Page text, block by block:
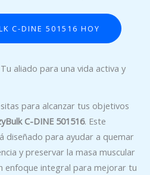
C-DINE 501516 HOY
aliado para una vida activa y
para alcanzar tus objetivos
C-DINE 501516. Este
diseñado para ayudar a quemar
y preservar la masa muscular
enfoque integral para mejorar tu